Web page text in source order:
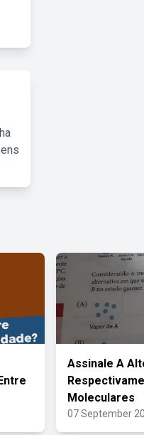
Assinale A
Moleculares
07 September